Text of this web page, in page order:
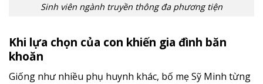
Sinh viên ngành truyền thông đa phương tiện
Khi lựa chọn của con khiến gia đình băn
khoăn
Giống như nhiều phụ huynh khác, bố mẹ Sỹ Minh từng